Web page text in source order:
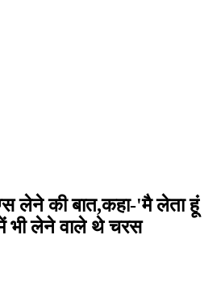
लेने की बात,कहा-'मै लेता हूं
भी लेने वाले थे चरस